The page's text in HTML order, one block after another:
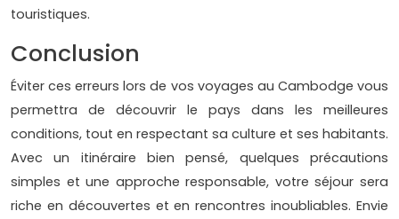
touristiques.
Conclusion
Éviter ces erreurs lors de vos voyages au Cambodge vous
permettra de découvrir le pays dans les meilleures
conditions, tout en respectant sa culture et ses habitants.
Avec un itinéraire bien pensé, quelques précautions
simples et une approche responsable, votre séjour sera
riche en découvertes et en rencontres inoubliables. Envie